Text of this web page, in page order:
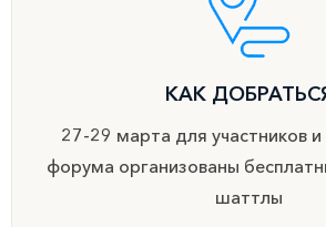
КАК
27-29 марта для участников и
форума организованы
шаттлы